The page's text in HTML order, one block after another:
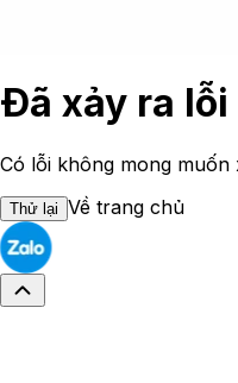
Đã xảy ra lỗi
Có lỗi không mong
Thử lại Về trang chủ